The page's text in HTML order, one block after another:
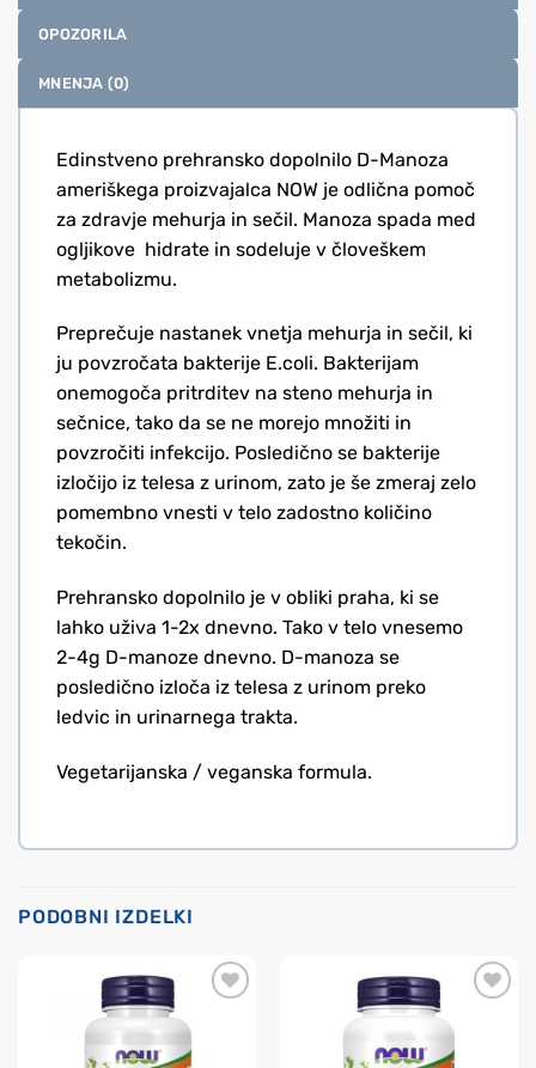
OPOZORILA
MNENJA (0)
Edinstveno prehransko dopolnilo D-Manoza
ameriškega proizvajalca NOW je odlična pomoč
za zdravje mehurja in sečil. Manoza spada med
ogljikove hidrate in sodeluje v človeškem
metabolizmu.
Preprečuje nastanek vnetja mehurja in sečil, ki
ju povzročata bakterije E.coli. Bakterijam
onemogoča pritrditev na steno mehurja in
sečnice, tako da se ne morejo množiti in
povzročiti infekcijo. Posledično se bakterije
izločijo iz telesa z urinom, zato je še zmeraj zelo
pomembno vnesti v telo zadostno količino
tekočin.
Prehransko dopolnilo je v obliki praha, ki se
lahko uživa 1-2x dnevno. Tako v telo vnesemo
2-4g D-manoze dnevno. D-manoza se
posledično izloča iz telesa z urinom preko
ledvic in urinarnega trakta.
Vegetarijanska / veganska formula.
PODOBNI IZDELKI